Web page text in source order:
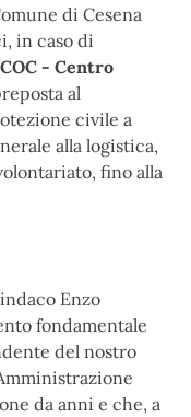
di Cesena
in caso di
COC - Centro
al
civile a
alla logistica,
fino alla
Enzo
fondamentale
del nostro
da anni e che, a